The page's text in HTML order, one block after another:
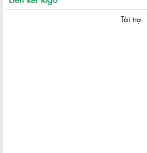
Tài trợ